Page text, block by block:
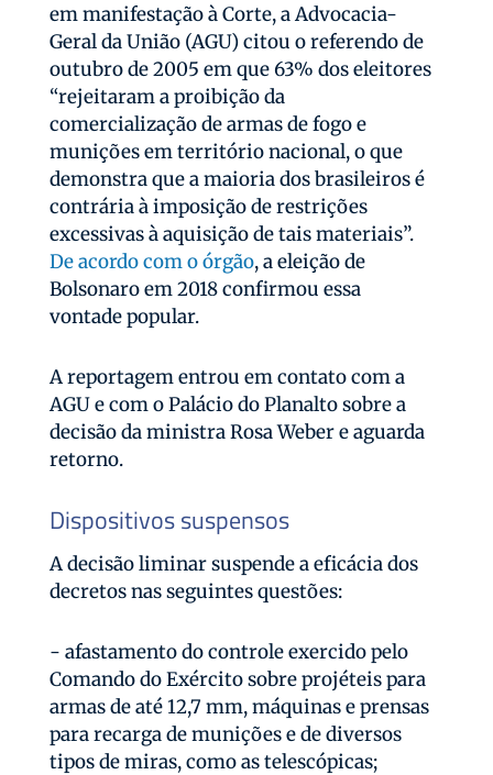
em manifestação à Corte, a Advocacia-
Geral da União (AGU) citou o referendo de
outubro de 2005 em que 63% dos eleitores
“rejeitaram a proibição da
comercialização de armas de fogo e
munições em território nacional, o que
demonstra que a maioria dos brasileiros é
contrária à imposição de restrições
excessivas à aquisição de tais materiais”.
De acordo com o órgão, a eleição de
Bolsonaro em 2018 confirmou essa
vontade popular.
A reportagem entrou em contato com a
AGU e com o Palácio do Planalto sobre a
decisão da ministra Rosa Weber e aguarda
retorno.
Dispositivos suspensos
A decisão liminar suspende a eficácia dos
decretos nas seguintes questões:
- afastamento do controle exercido pelo
Comando do Exército sobre projéteis para
armas de até 12,7 mm, máquinas e prensas
para recarga de munições e de diversos
tipos de miras, como as telescópicas;